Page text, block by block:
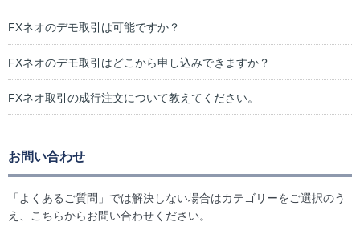
FXネオのデモ取引は可能ですか？
FXネオのデモ取引はどこから申し込みできますか？
FXネオ取引の成行注文について教えてください。
お問い合わせ
「よくあるご質問」では解決しない場合はカテゴリーをご選択のう
え、こちらからお問い合わせください。